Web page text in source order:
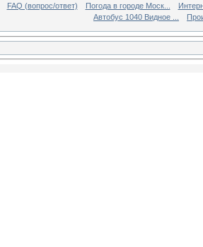
FAQ (вопрос/ответ) Погода в городе Моск...
Автобус 1040 Видное ...